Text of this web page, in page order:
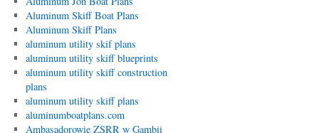
Aluminum Skiff Boat Plans
Aluminum Skiff Plans
aluminum utility skif plans
aluminum utility skiff blueprints
aluminum utility skiff construction
plans
aluminum utility skiff plans
aluminumboatplans.com
Ambasadorowie ZSRR w Gambii